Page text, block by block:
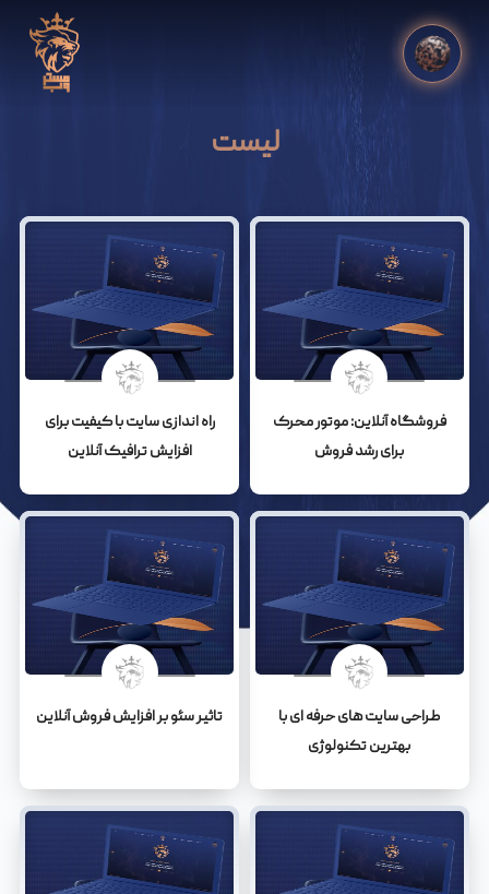
لیست
فروشگاه آنلاین: موتور محرک
برای رشد فروش
راه اندازی سایت با کیفیت برای
افزایش ترافیک آنلاین
طراحی سایت های حرفه ای با
بهترین تکنولوژی
تاثیر سئو بر افزایش فروش آنلاین